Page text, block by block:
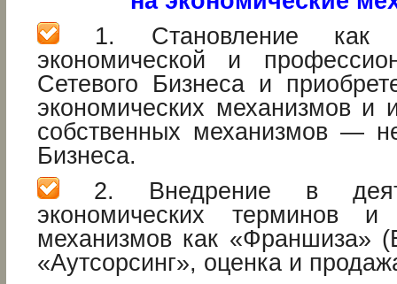
1. Становление как
экономической и
Сетевого Бизнеса и
экономических механизмов и
собственных механизмов —
Бизнеса.
2. Внедрение в
экономических терминов и
механизмов как «Франшиза»
«Аутсорсинг», оценка и